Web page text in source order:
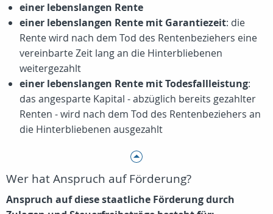
einer lebenslangen Rente
einer lebenslangen Rente mit Garantiezeit: die
Rente wird nach dem Tod des Rentenbeziehers eine
vereinbarte Zeit lang an die Hinterbliebenen
weitergezahlt
einer lebenslangen Rente mit Todesfallleistung:
das angesparte Kapital - abzüglich bereits gezahlter
Renten - wird nach dem Tod des Rentenbeziehers an
die Hinterbliebenen ausgezahlt
Wer hat Anspruch auf Förderung?
Anspruch auf diese staatliche Förderung durch